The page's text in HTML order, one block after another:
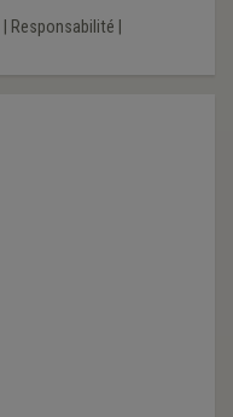
Responsabilité